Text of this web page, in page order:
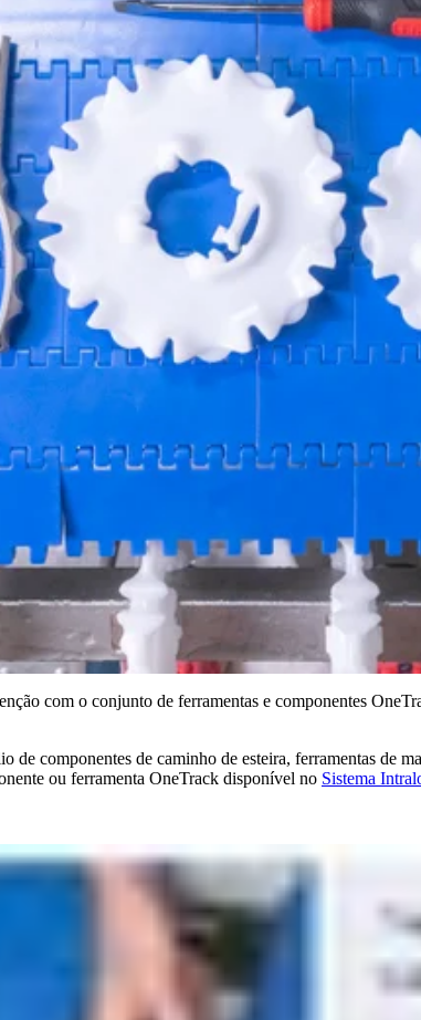
com o conjunto de ferramentas e componentes
componentes de caminho de esteira, ferramentas de
ou ferramenta OneTrack disponível no Sistema